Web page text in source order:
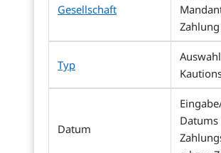
Gesellschaft
Typ
Datum
Datums